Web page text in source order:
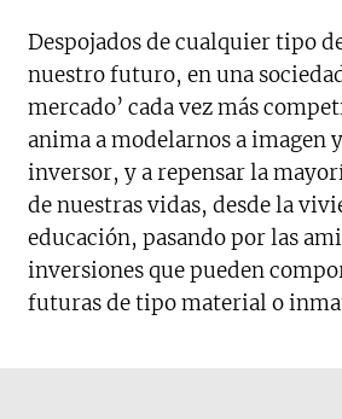
Despojados de cualquier tipo
nuestro futuro, en una
mercado’ cada vez más
anima a modelarnos a imagen
inversor, y a repensar la
de nuestras vidas, desde la
educación, pasando por las
inversiones que pueden
futuras de tipo material o